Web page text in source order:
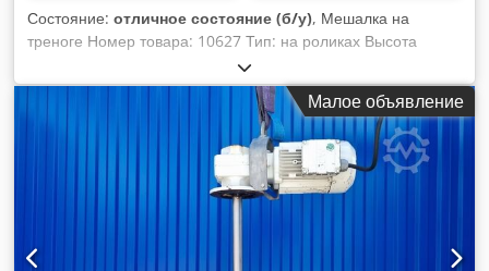
Состояние: отличное состояние (б/у), Мешалка на
треноге Номер товара: 10627 Тип: на роликах Высота
роликов: 83 мм Материал (смачиваемые части):
нержавеющая сталь 1.4301 Двигатель: Мощность: 1,1 кВт
Скорость: 116 - 810 /мин Напряжение: 400 В Мешалка:
Dcjdpfx Aehbq Tueg Hok Пропеллер Диаметр: 200 мм
Длина вала: 375 мм Общая высота: 1748 мм, регулируемая
Общая ширина: 755 мм Общая длина: 1027 мм
Малое объявление